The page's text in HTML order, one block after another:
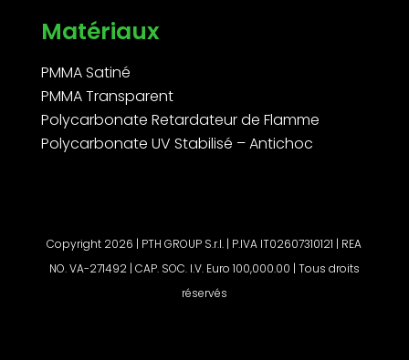
Matériaux
PMMA Satiné
PMMA Transparent
Polycarbonate Retardateur de Flamme
Polycarbonate UV Stabilisé – Antichoc
Copyright 2026 | PTH GROUP S.r.l. | P.IVA IT02607310121 | REA
NO. VA-271492 | CAP. SOC. I.V. Euro 100,000.00 | Tous droits
réservés